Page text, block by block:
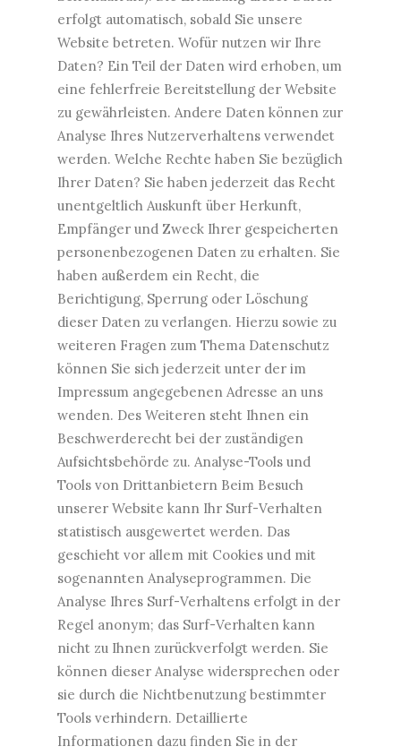
erfolgt automatisch, sobald Sie unsere
Website betreten. Wofür nutzen wir Ihre
Daten? Ein Teil der Daten wird erhoben, um
eine fehlerfreie Bereitstellung der Website
zu gewährleisten. Andere Daten können zur
Analyse Ihres Nutzerverhaltens verwendet
werden. Welche Rechte haben Sie bezüglich
Ihrer Daten? Sie haben jederzeit das Recht
unentgeltlich Auskunft über Herkunft,
Empfänger und Zweck Ihrer gespeicherten
personenbezogenen Daten zu erhalten. Sie
haben außerdem ein Recht, die
Berichtigung, Sperrung oder Löschung
dieser Daten zu verlangen. Hierzu sowie zu
weiteren Fragen zum Thema Datenschutz
können Sie sich jederzeit unter der im
Impressum angegebenen Adresse an uns
wenden. Des Weiteren steht Ihnen ein
Beschwerderecht bei der zuständigen
Aufsichtsbehörde zu. Analyse-Tools und
Tools von Drittanbietern Beim Besuch
unserer Website kann Ihr Surf-Verhalten
statistisch ausgewertet werden. Das
geschieht vor allem mit Cookies und mit
sogenannten Analyseprogrammen. Die
Analyse Ihres Surf-Verhaltens erfolgt in der
Regel anonym; das Surf-Verhalten kann
nicht zu Ihnen zurückverfolgt werden. Sie
können dieser Analyse widersprechen oder
sie durch die Nichtbenutzung bestimmter
Tools verhindern. Detaillierte
Informationen dazu finden Sie in der